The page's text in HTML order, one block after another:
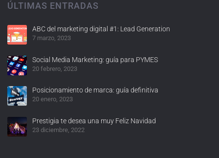
ÚLTIMAS ENTRADAS
ABC del marketing digital #1: Lead Generation
7 marzo, 2023
Social Media Marketing: guía para PYMES
20 febrero, 2023
Posicionamiento de marca: guía definitiva
20 enero, 2023
Prestigia te desea una muy Feliz Navidad
23 diciembre, 2022